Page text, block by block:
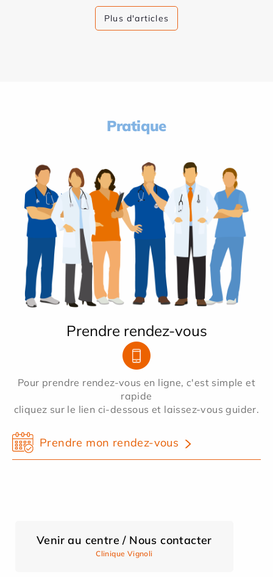
Plus d'articles
Pratique
Prendre rendez-vous
Pour prendre rendez-vous en ligne, c'est simple et
rapide
cliquez sur le lien ci-dessous et laissez-vous guider.
Prendre mon rendez-vous
Venir au centre / Nous contacter
Clinique Vignoli